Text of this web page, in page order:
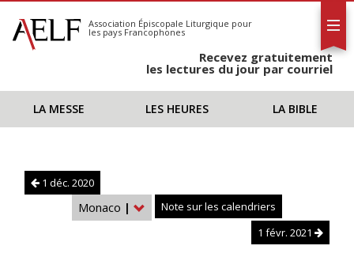
S'abonner
Calendrier
Association Épiscopale Liturgique pour
les pays Francophones
Recevez gratuitement
les lectures du jour par courriel
LA MESSE LES HEURES LA BIBLE
1 déc. 2020
Monaco |
Note sur les calendriers
1 févr. 2021